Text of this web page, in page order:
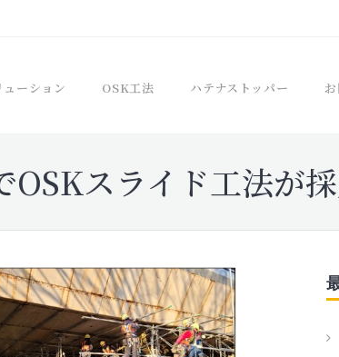
ーション OSK工法 ハテナストッパー
OSKスライド工法が